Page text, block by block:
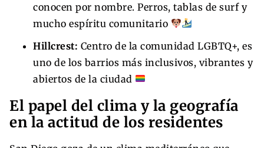
conocen por nombre. Perros, tablas de surf y
mucho espíritu comunitario
Hillcrest: Centro de la comunidad LGBTQ+, es
uno de los barrios más inclusivos, vibrantes y
abiertos de la ciudad
El papel del clima y la geografía
en la actitud de los residentes